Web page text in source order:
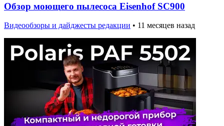
Обзор моющего пылесоса Eisenhof SC900
Видеообзоры и дайджесты редакции • 11 месяцев назад